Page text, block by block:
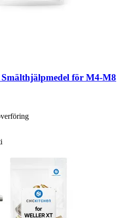
Smälthjälpmedel för M4-​M8